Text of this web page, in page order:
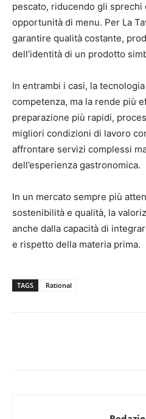
pescato, riducendo gli sprechi
opportunità di menu. Per La
garantire qualità costante,
dell’identità di un prodotto
In entrambi i casi, la
competenza, ma la rende più
preparazione più rapidi,
migliori condizioni di lavoro
affrontare servizi complessi
dell’esperienza gastronomica.
In un mercato sempre più
sostenibilità e qualità, la
anche dalla capacità di
e rispetto della materia prima.
TAGS Rational